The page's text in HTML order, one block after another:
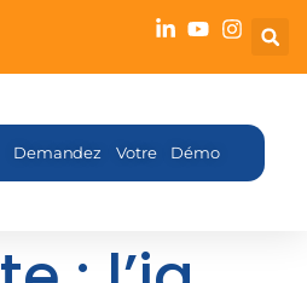
Demandez Votre Démo